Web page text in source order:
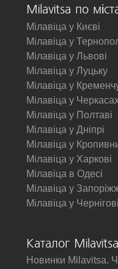
Milavitsa по
Мілавіца у Києві
Мілавіца у
Мілавіца у Львові
Мілавіца у Луцьку
Мілавіца у
Мілавіца у
Мілавіца у Полтаві
Мілавіца у Дніпрі
Мілавіца у
Мілавіца у Харкові
Мілавіца в Одесі
Мілавіца у
Мілавіца у Чернігові
Каталог Milavitsa
Новинки Milavitsa.